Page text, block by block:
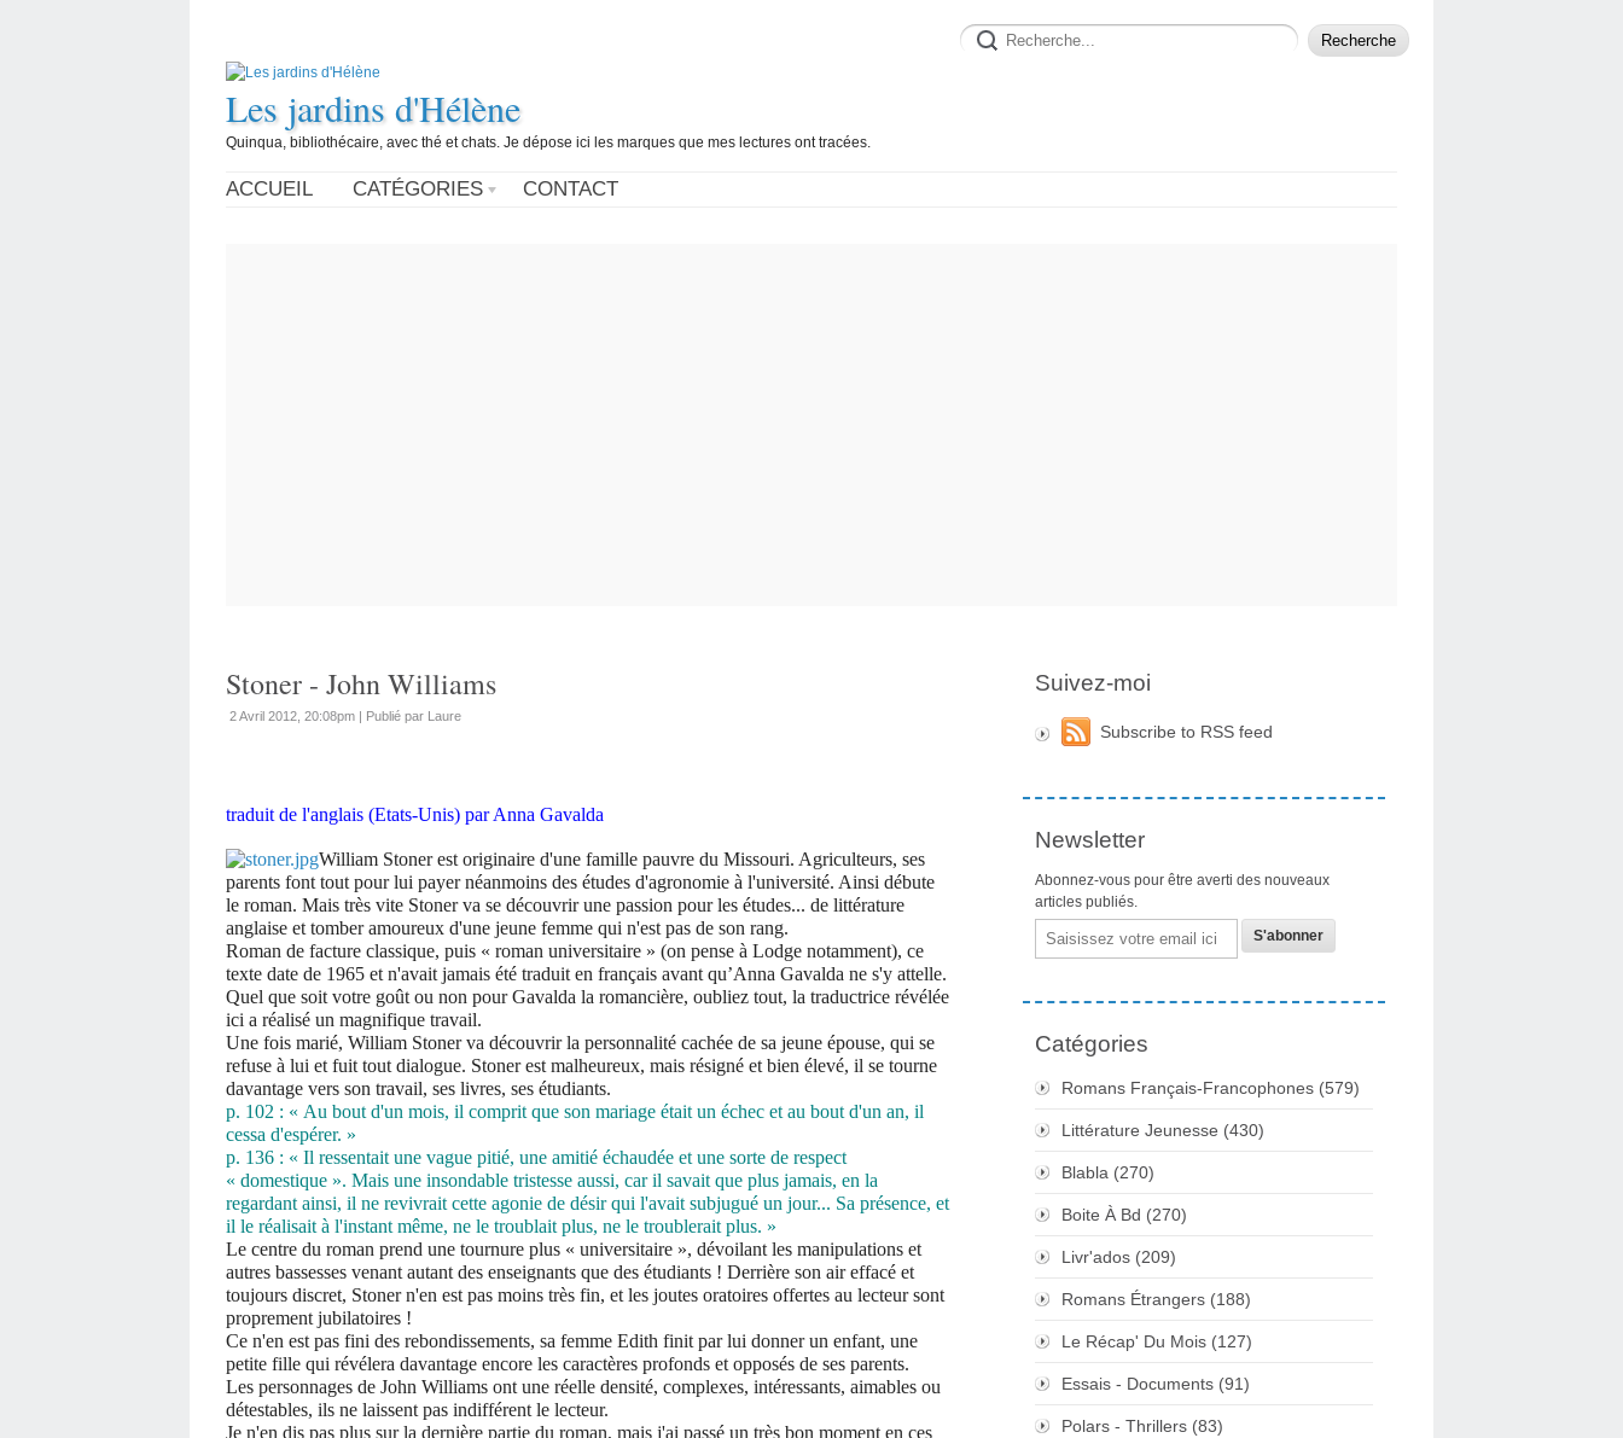
Les jardins d'Hélène
Quinqua, bibliothécaire, avec thé et chats. Je dépose ici les marques que mes lectures ont tracées.
ACCUEIL CATÉGORIES CONTACT
Stoner - John Williams
2 Avril 2012, 20:08pm | Publié par Laure
traduit de l'anglais (Etats-Unis) par Anna Gavalda
William Stoner est originaire d'une famille pauvre du Missouri. Agriculteurs, ses
parents font tout pour lui payer néanmoins des études d'agronomie à l'université. Ainsi débute
le roman. Mais très vite Stoner va se découvrir une passion pour les études... de littérature
anglaise et tomber amoureux d'une jeune femme qui n'est pas de son rang.
Roman de facture classique, puis « roman universitaire » (on pense à Lodge notamment), ce
texte date de 1965 et n'avait jamais été traduit en français avant qu’Anna Gavalda ne s'y attelle.
Quel que soit votre goût ou non pour Gavalda la romancière, oubliez tout, la traductrice révélée
ici a réalisé un magnifique travail.
Une fois marié, William Stoner va découvrir la personnalité cachée de sa jeune épouse, qui se
refuse à lui et fuit tout dialogue. Stoner est malheureux, mais résigné et bien élevé, il se tourne
davantage vers son travail, ses livres, ses étudiants.
p. 102 : « Au bout d'un mois, il comprit que son mariage était un échec et au bout d'un an, il
cessa d'espérer. »
p. 136 : « Il ressentait une vague pitié, une amitié échaudée et une sorte de respect
« domestique ». Mais une insondable tristesse aussi, car il savait que plus jamais, en la
regardant ainsi, il ne revivrait cette agonie de désir qui l'avait subjugué un jour... Sa présence, et
il le réalisait à l'instant même, ne le troublait plus, ne le troublerait plus. »
Le centre du roman prend une tournure plus « universitaire », dévoilant les manipulations et
autres bassesses venant autant des enseignants que des étudiants ! Derrière son air effacé et
toujours discret, Stoner n'en est pas moins très fin, et les joutes oratoires offertes au lecteur sont
proprement jubilatoires !
Ce n'en est pas fini des rebondissements, sa femme Edith finit par lui donner un enfant, une
petite fille qui révélera davantage encore les caractères profonds et opposés de ses parents.
Les personnages de John Williams ont une réelle densité, complexes, intéressants, aimables ou
détestables, ils ne laissent pas indifférent le lecteur.
Je n'en dis pas plus sur la dernière partie du roman, mais j'ai passé un très bon moment en ces
Suivez-moi
Subscribe to RSS feed
Newsletter
Abonnez-vous pour être averti des nouveaux
articles publiés.
Email
Catégories
Romans Français-Francophones (579)
Littérature Jeunesse (430)
Blabla (270)
Boite À Bd (270)
Livr'ados (209)
Romans Étrangers (188)
Le Récap' Du Mois (127)
Essais - Documents (91)
Polars - Thrillers (83)